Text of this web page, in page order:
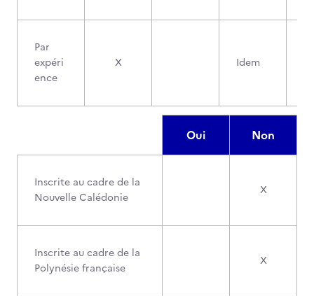
Par
expéri
ence
X Idem
Oui Non
Inscrite au cadre de la
Nouvelle Calédonie
X
Inscrite au cadre de la
Polynésie française
X